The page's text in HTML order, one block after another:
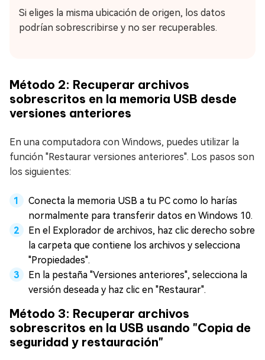
Si eliges la misma ubicación de origen, los datos
podrían sobrescribirse y no ser recuperables.
Método 2: Recuperar archivos
sobrescritos en la memoria USB desde
versiones anteriores
En una computadora con Windows, puedes utilizar la
función "Restaurar versiones anteriores". Los pasos son
los siguientes:
Conecta la memoria USB a tu PC como lo harías
normalmente para transferir datos en Windows 10.
En el Explorador de archivos, haz clic derecho sobre
la carpeta que contiene los archivos y selecciona
"Propiedades".
En la pestaña "Versiones anteriores", selecciona la
versión deseada y haz clic en "Restaurar".
Método 3: Recuperar archivos
sobrescritos en la USB usando "Copia de
seguridad y restauración"